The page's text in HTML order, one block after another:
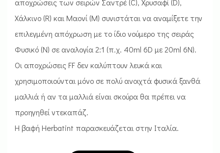
Χάλκινο (R) και Μαονί (M) συνιστάται να αναμίξετε την
επιλεγμένη απόχρωση με το ίδιο νούμερο της σειράς
Φυσικό (Ν) σε αναλογία 2:1 (π.χ. 40ml 6D με 20ml 6Ν).
Οι αποχρώσεις FF δεν καλύπτουν λευκά και
χρησιμοποιούνται μόνο σε πολύ ανοιχτά φυσικά ξανθά
μαλλιά ή αν τα μαλλιά είναι σκούρα θα πρέπει να
προηγηθεί ντεκαπάζ.
Η βαφή Herbatint παρασκευάζεται στην Ιταλία.